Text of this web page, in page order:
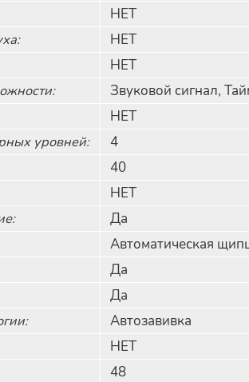
НЕТ
НЕТ
НЕТ
Звуковой сигнал,
НЕТ
уровней:
4
40
НЕТ
Да
Автоматическая
Да
Да
Автозавивка
НЕТ
48